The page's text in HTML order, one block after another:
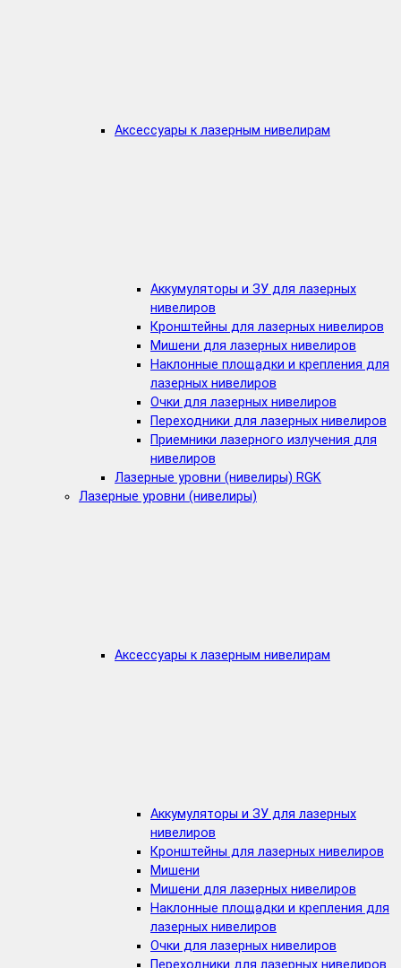
Аксессуары к лазерным нивелирам
Аккумуляторы и ЗУ для лазерных
нивелиров
Кронштейны для лазерных нивелиров
Мишени для лазерных нивелиров
Наклонные площадки и крепления для
лазерных нивелиров
Очки для лазерных нивелиров
Переходники для лазерных нивелиров
Приемники лазерного излучения для
нивелиров
Лазерные уровни (нивелиры) RGK
Лазерные уровни (нивелиры)
Аксессуары к лазерным нивелирам
Аккумуляторы и ЗУ для лазерных
нивелиров
Кронштейны для лазерных нивелиров
Мишени
Мишени для лазерных нивелиров
Наклонные площадки и крепления для
лазерных нивелиров
Очки для лазерных нивелиров